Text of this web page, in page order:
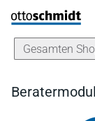
Direkt zum Inhalt